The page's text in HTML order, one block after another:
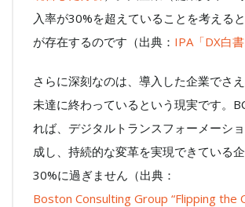
入率が30%を超えていることを考える
が存在するのです（出典： IPA「DX白書
さらに深刻なのは、導入した企業でさ
未達に終わっているという現実です。
れば、デジタルトランスフォーメーシ
成し、持続的な変革を実現できている
30%に過ぎません（出典：
Boston Consulting Group “Flipping the